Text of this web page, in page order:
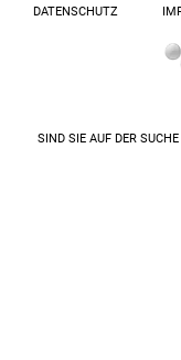
DATENSCHUTZ
SIND SIE AUF DER